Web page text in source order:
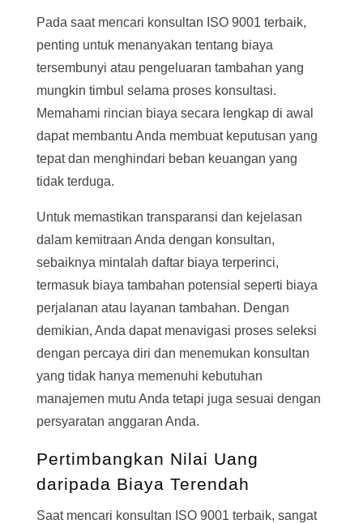
Pada saat mencari konsultan ISO 9001 terbaik,
penting untuk menanyakan tentang biaya
tersembunyi atau pengeluaran tambahan yang
mungkin timbul selama proses konsultasi.
Memahami rincian biaya secara lengkap di awal
dapat membantu Anda membuat keputusan yang
tepat dan menghindari beban keuangan yang
tidak terduga.
Untuk memastikan transparansi dan kejelasan
dalam kemitraan Anda dengan konsultan,
sebaiknya mintalah daftar biaya terperinci,
termasuk biaya tambahan potensial seperti biaya
perjalanan atau layanan tambahan. Dengan
demikian, Anda dapat menavigasi proses seleksi
dengan percaya diri dan menemukan konsultan
yang tidak hanya memenuhi kebutuhan
manajemen mutu Anda tetapi juga sesuai dengan
persyaratan anggaran Anda.
Pertimbangkan Nilai Uang
daripada Biaya Terendah
Saat mencari konsultan ISO 9001 terbaik, sangat